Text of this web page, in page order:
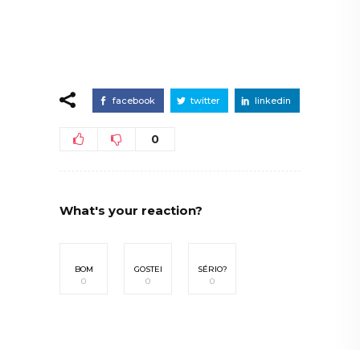
facebook twitter linkedin
0
What's your reaction?
BOM
0
GOSTEI
0
SÉRIO?
0